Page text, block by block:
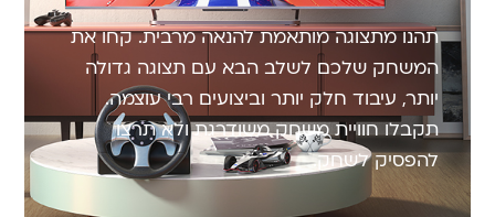
תהנו מתצוגה מותאמת להנאה מרבית. קחו את
המשחק שלכם לשלב הבא עם תצוגה גדולה
יותר, עיבוד חלק יותר וביצועים רבי עוצמה.
תקבלו חוויית משחק משודרגת ולא תרצו
להפסיק לשחק.